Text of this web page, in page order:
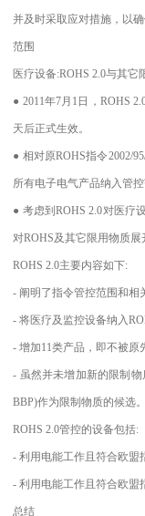
并及时采取应对措施，以
范围
医疗设备:ROHS 2.0与其它
● 2011年7月1日，ROHS
天后正式生效。
● 相对原ROHS指令2002/
所有电子电气产品纳入管控
● 考虑到ROHS 2.0对医疗
对ROHS及其它限用物质展
ROHS 2.0主要内容如下:
- 阐明了指令管控范围和相
- 将医疗及监控设备纳入
- 增加11类产品，即不被原
- 虽然并未增加新的限制
BBP)作为限制物质的候选
ROHS 2.0管控的设备包括:
- 利用电能工作且符合欧盟
- 利用电能工作且符合欧盟
总结